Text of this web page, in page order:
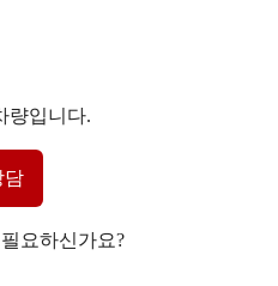
량입니다.
담
요하신가요?